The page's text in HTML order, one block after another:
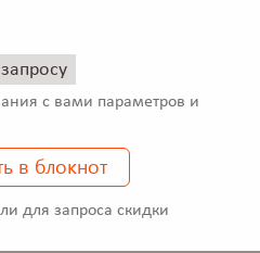
с вами параметров и
в блокнот
для запроса скидки